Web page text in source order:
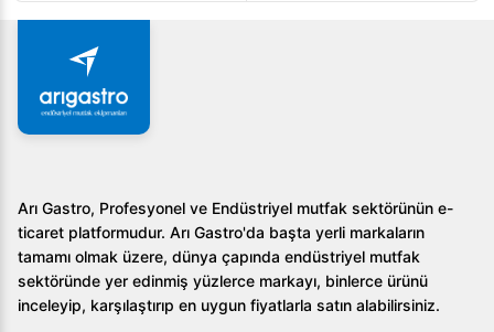
Arı Gastro, Profesyonel ve Endüstriyel mutfak sektörünün e-
ticaret platformudur. Arı Gastro'da başta yerli markaların
tamamı olmak üzere, dünya çapında endüstriyel mutfak
sektöründe yer edinmiş yüzlerce markayı, binlerce ürünü
inceleyip, karşılaştırıp en uygun fiyatlarla satın alabilirsiniz.